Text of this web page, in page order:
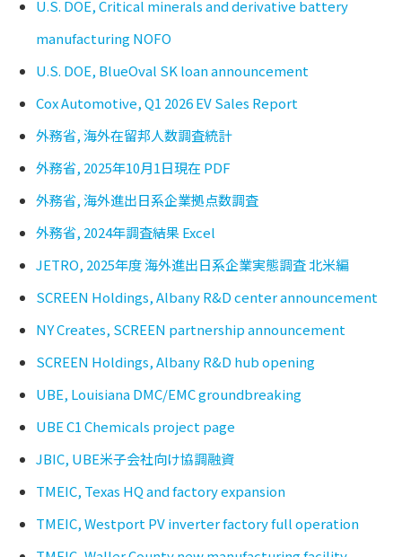
U.S. DOE, Critical minerals and derivative battery
manufacturing NOFO
U.S. DOE, BlueOval SK loan announcement
Cox Automotive, Q1 2026 EV Sales Report
外務省, 海外在留邦人数調査統計
外務省, 2025年10月1日現在 PDF
外務省, 海外進出日系企業拠点数調査
外務省, 2024年調査結果 Excel
JETRO, 2025年度 海外進出日系企業実態調査 北米編
SCREEN Holdings, Albany R&D center announcement
NY Creates, SCREEN partnership announcement
SCREEN Holdings, Albany R&D hub opening
UBE, Louisiana DMC/EMC groundbreaking
UBE C1 Chemicals project page
JBIC, UBE米子会社向け協調融資
TMEIC, Texas HQ and factory expansion
TMEIC, Westport PV inverter factory full operation